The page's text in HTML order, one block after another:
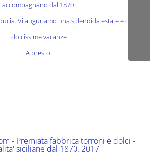
accompagnano dal 1870.
Vi auguriamo una splendida estate e delle
dolcissime vacanze
A presto!
- Premiata fabbrica torroni e dolci -
siciliane dal 1870. 2017